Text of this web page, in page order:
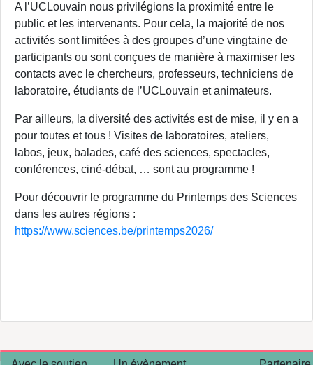
A l’UCLouvain nous privilégions la proximité entre le
public et les intervenants. Pour cela, la majorité de nos
activités sont limitées à des groupes d’une vingtaine de
participants ou sont conçues de manière à maximiser les
contacts avec le chercheurs, professeurs, techniciens de
laboratoire, étudiants de l’UCLouvain et animateurs.
Par ailleurs, la diversité des activités est de mise, il y en a
pour toutes et tous ! Visites de laboratoires, ateliers,
labos, jeux, balades, café des sciences, spectacles,
conférences, ciné-débat, … sont au programme !
Pour découvrir le programme du Printemps des Sciences
dans les autres régions :
https://www.sciences.be/printemps2026/